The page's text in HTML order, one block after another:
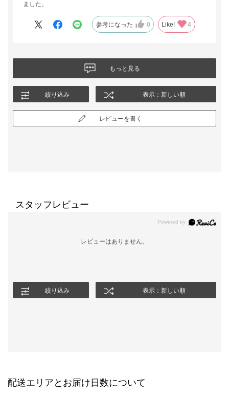
ました。
参考になった 0 Like! 4
もっと見る
絞り込み 表示：新しい順
レビューを書く
スタッフレビュー
レビューはありません。
絞り込み 表示：新しい順
配送エリアとお届け日数について